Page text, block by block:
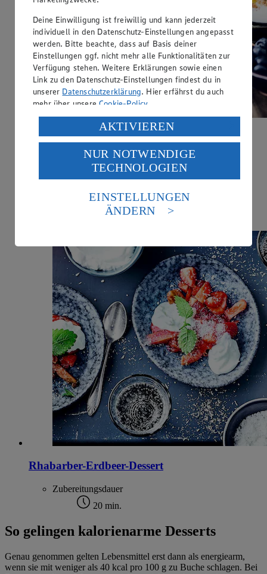
Beeren-Pfirsich-Dessert
Zubereitungsdauer
30 min.
Ernährungsweise
Vegetarisch
Rhabarber-Erdbeer-Dessert
Zubereitungsdauer
20 min.
So gelingen kalorienarme Desserts
Genau genommen gelten Lebensmittel erst dann als energiearm,
wenn sie mit weniger als 40 kcal pro 100 g zu Buche schlagen. Bei
Deine Einwilligung ist freiwillig und kann jederzeit
individuell in den Datenschutz-Einstellungen angepasst
werden. Bitte beachte, dass auf Basis deiner
Einstellungen ggf. nicht mehr alle Funktionalitäten zur
Verfügung stehen. Weitere Erklärungen sowie einen
Link zu den Datenschutz-Einstellungen findest du in
unserer Datenschutzerklärung. Hier erfährst du auch
mehr über unsereCookie-Policy.
Verarbeitung deiner personenbezogenen Daten in den
USA durch Facebook und YouTube:
Wenn du auf „Aktivieren“ klickst, willigst du im Sinne
des Art. 49 Abs. 1 Satz 1 lit. a) DSGVO ein, dass deine
Daten in den USA verarbeitet werden. Der EuGH sieht
die USA als Land mit einem nach europäischen
Standards nicht angemessenen Datenschutzniveau an.
Es besteht das Risiko eines Zugriffs durch US-
Informationen zum Herausgeber der Seite findest du
Impressum
AKTIVIEREN
NUR NOTWENDIGE
TECHNOLOGIEN
EINSTELLUNGEN
ÄNDERN